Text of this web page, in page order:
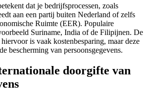
dat je bedrijfsprocessen, zoals
aan een partij buiten Nederland of zelfs
Ruimte (EER). Populaire
Suriname, India of de Filipijnen. De
is vaak kostenbesparing, maar deze
bescherming van persoonsgegevens.
doorgifte van